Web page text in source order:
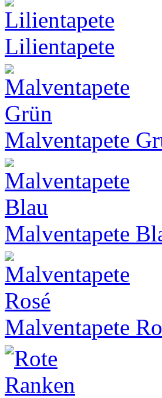
Lilientapete
Malventapete
Malventapete
Malventapete